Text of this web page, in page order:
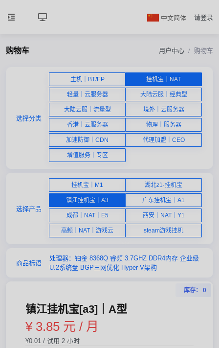
中文简体 请登录
购物车 用户中心 购物车
选择分类
主机｜BT/EP 挂机宝｜NAT
轻量｜云服务器 大陆云服｜经典型
大陆云服｜流量型 境外｜云服务器
香港｜云服务器 物理｜服务器
加速防御｜CDN 代理加盟｜CEO
增值服务｜专区
选择产品
挂机宝｜M1 湖北z1·挂机宝
镇江挂机宝｜A3 广东挂机宝｜A1
成都｜NAT｜E5 西安｜NAT｜Y1
高频｜NAT｜游戏云 steam游戏挂机
商品标语
处理器：铂金 8368Q 睿频 3.7GHZ DDR4内存 企业级
U.2系统盘 BGP三网优化 Hyper-V架构
库存： 0
镇江挂机宝[a3]｜A型
¥ 3.85 元 / 月
¥0.01 / 试用 2 小时